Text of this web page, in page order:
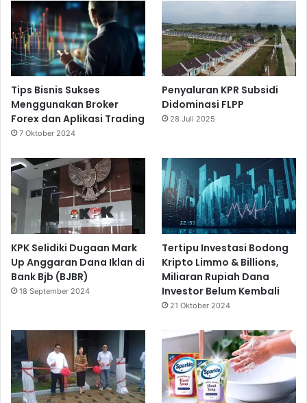
Tips Bisnis Sukses
Menggunakan Broker
Forex dan Aplikasi Trading
7 Oktober 2024
Penyaluran KPR Subsidi
Didominasi FLPP
28 Juli 2025
KPK Selidiki Dugaan Mark
Up Anggaran Dana Iklan di
Bank Bjb (BJBR)
18 September 2024
Tertipu Investasi Bodong
Kripto Limmo & Billions,
Miliaran Rupiah Dana
Investor Belum Kembali
21 Oktober 2024